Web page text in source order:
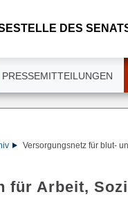
DES
PRESSEMITTEILUNGEN
Versorgungsnetz für blut-
für Arbeit,